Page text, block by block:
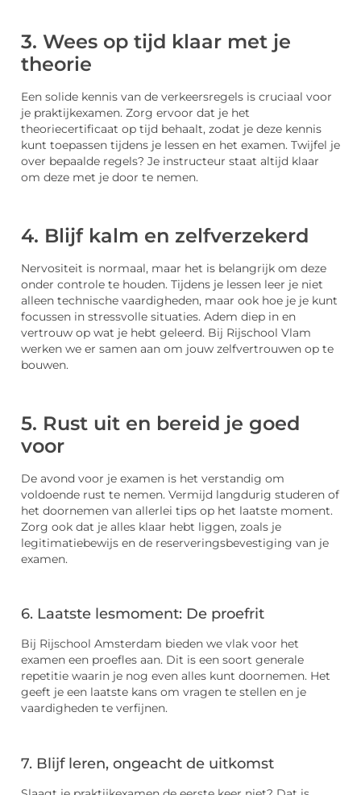
3. Wees op tijd klaar met je
theorie
Een solide kennis van de verkeersregels is cruciaal voor
je praktijkexamen. Zorg ervoor dat je het
theoriecertificaat op tijd behaalt, zodat je deze kennis
kunt toepassen tijdens je lessen en het examen. Twijfel je
over bepaalde regels? Je instructeur staat altijd klaar
om deze met je door te nemen.
4. Blijf kalm en zelfverzekerd
Nervositeit is normaal, maar het is belangrijk om deze
onder controle te houden. Tijdens je lessen leer je niet
alleen technische vaardigheden, maar ook hoe je je kunt
focussen in stressvolle situaties. Adem diep in en
vertrouw op wat je hebt geleerd. Bij Rijschool Vlam
werken we er samen aan om jouw zelfvertrouwen op te
bouwen.
5. Rust uit en bereid je goed
voor
De avond voor je examen is het verstandig om
voldoende rust te nemen. Vermijd langdurig studeren of
het doornemen van allerlei tips op het laatste moment.
Zorg ook dat je alles klaar hebt liggen, zoals je
legitimatiebewijs en de reserveringsbevestiging van je
examen.
6. Laatste lesmoment: De proefrit
Bij Rijschool Amsterdam bieden we vlak voor het
examen een proefles aan. Dit is een soort generale
repetitie waarin je nog even alles kunt doornemen. Het
geeft je een laatste kans om vragen te stellen en je
vaardigheden te verfijnen.
7. Blijf leren, ongeacht de uitkomst